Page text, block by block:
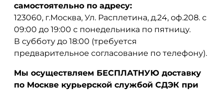
самостоятельно по адресу:
123060, г.Москва, Ул. Расплетина, д.24, оф.208. с
09:00 до 19:00 с понедельника по пятницу.
В субботу до 18:00 (требуется
предварительное согласование по телефону).
Мы осуществляем БЕСПЛАТНУЮ доставку
по Москве курьерской службой СДЭК при